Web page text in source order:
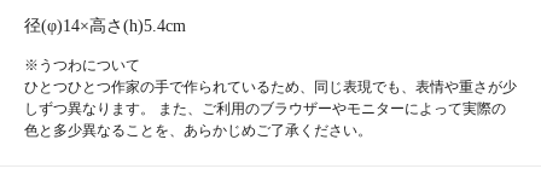
径(φ)14×高さ(h)5.4cm
※うつわについて
ひとつひとつ作家の手で作られているため、同じ表現でも、表情や重さが少
しずつ異なります。 また、ご利用のブラウザーやモニターによって実際の
色と多少異なることを、あらかじめご了承ください。